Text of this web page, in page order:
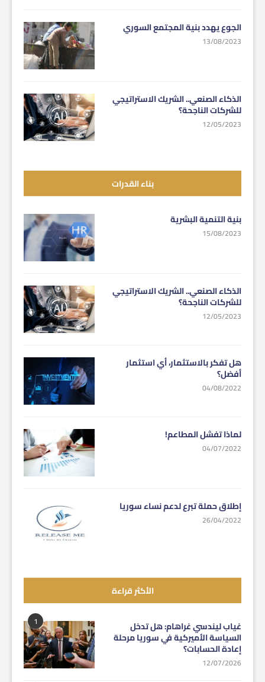
الجوع يهدد بنية المجتمع السوري
13/08/2023
الذكاء الصنعي.. الشريك الاستراتيجي
للشركات الناجحة؟
12/05/2023
بناء القدرات
بنية التنمية البشرية
15/08/2023
الذكاء الصنعي.. الشريك الاستراتيجي
للشركات الناجحة؟
12/05/2023
هل تفكر بالاستثمار، أي استثمار
أفضل؟
04/08/2022
لماذا تفشل المطاعم!
04/07/2022
إطلاق حملة تبرع لدعم نساء سوريا
26/04/2022
الأكثر قراءة
1 غياب ليندسي غراهام: هل تدخل
السياسة الأميركية في سوريا مرحلة
إعادة الحسابات؟
12/07/2026